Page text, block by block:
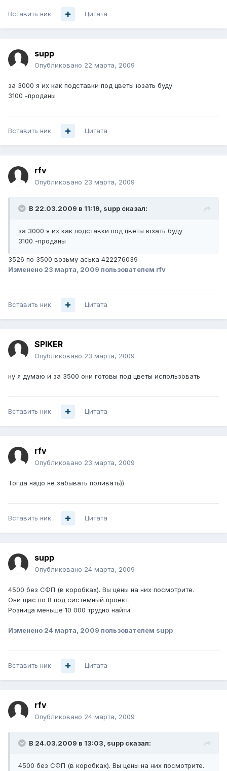
Вставить ник Цитата
supp
Опубликовано 22 марта, 2009
за 3000 я их как подставки под цветы юзать буду
3100 -проданы
Вставить ник Цитата
rfv
Опубликовано 23 марта, 2009
В 22.03.2009 в 11:19, supp сказал:
за 3000 я их как подставки под цветы юзать буду
3100 -проданы
3526 по 3500 возьму аська 422276039
Изменено 23 марта, 2009 пользователем rfv
Вставить ник Цитата
SPIKER
Опубликовано 23 марта, 2009
ну я думаю и за 3500 они готовы под цветы использовать
Вставить ник Цитата
rfv
Опубликовано 23 марта, 2009
Тогда надо не забывать поливать))
Вставить ник Цитата
supp
Опубликовано 24 марта, 2009
4500 без СФП (в коробках). Вы цены на них посмотрите.
Они щас по 8 под системный проект.
Розница меньше 10 000 трудно найти.
Изменено 24 марта, 2009 пользователем supp
Вставить ник Цитата
rfv
Опубликовано 24 марта, 2009
В 24.03.2009 в 13:03, supp сказал:
4500 без СФП (в коробках). Вы цены на них посмотрите.